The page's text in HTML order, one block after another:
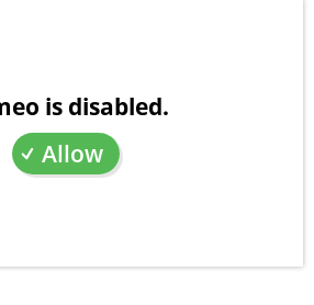
is disabled.
Allow